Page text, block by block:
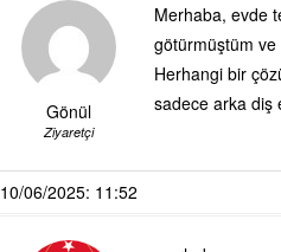
Gönül
Ziyaretçi
Merhaba, evde
götürmüştüm ve
Herhangi bir
sadece arka diş
10/06/2025: 11:52